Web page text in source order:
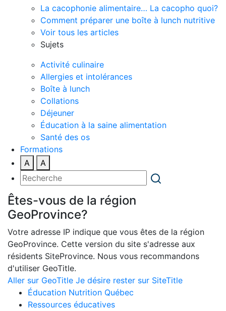
La cacophonie alimentaire… La cacopho quoi?
Comment préparer une boîte à lunch nutritive
Voir tous les articles
Sujets
Activité culinaire
Allergies et intolérances
Boîte à lunch
Collations
Déjeuner
Éducation à la saine alimentation
Santé des os
Formations
A
A
Êtes-vous de la région
GeoProvince?
Votre adresse IP indique que vous êtes de la région
GeoProvince. Cette version du site s'adresse aux
résidents SiteProvince. Nous vous recommandons
d'utiliser GeoTitle.
Aller sur GeoTitle Je désire rester sur SiteTitle
Éducation Nutrition Québec
Ressources éducatives